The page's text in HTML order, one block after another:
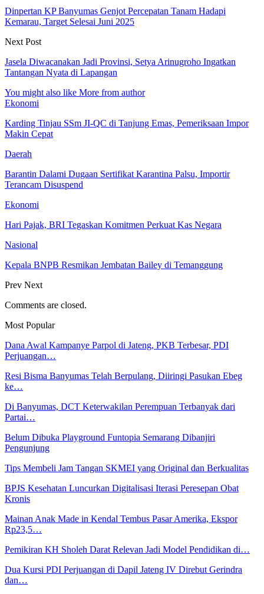
Dinpertan KP Banyumas Genjot Percepatan Tanam Hadapi
Kemarau, Target Selesai Juni 2025
Next Post
Jasela Diwacanakan Jadi Provinsi, Setya Arinugroho Ingatkan
Tantangan Nyata di Lapangan
You might also like More from author
Ekonomi
Karding Tinjau SSm JI-QC di Tanjung Emas, Pemeriksaan Impor
Makin Cepat
Daerah
Barantin Dalami Dugaan Sertifikat Karantina Palsu, Importir
Terancam Disuspend
Ekonomi
Hari Pajak, BRI Tegaskan Komitmen Perkuat Kas Negara
Nasional
Kepala BNPB Resmikan Jembatan Bailey di Temanggung
Prev Next
Comments are closed.
Most Popular
Dana Awal Kampanye Parpol di Jateng, PKB Terbesar, PDI
Perjuangan…
Resi Bisma Banyumas Telah Berpulang, Diiringi Pasukan Ebeg
ke…
Di Banyumas, DCT Keterwakilan Perempuan Terbanyak dari
Partai…
Belum Dibuka Playground Funtopia Semarang Dibanjiri
Pengunjung
Tips Membeli Jam Tangan SKMEI yang Original dan Berkualitas
BPJS Kesehatan Luncurkan Digitalisasi Iterasi Peresepan Obat
Kronis
Mainan Anak Made in Kendal Tembus Pasar Amerika, Ekspor
Rp23,5…
Pemikiran KH Sholeh Darat Relevan Jadi Model Pendidikan di…
Dua Kursi PDI Perjuangan di Dapil Jateng IV Direbut Gerindra
dan…